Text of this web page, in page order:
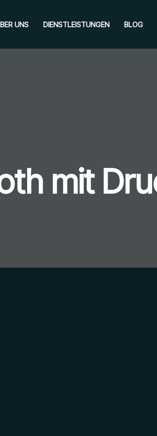
UNS DIENSTLEISTUNGEN BLOG
mit